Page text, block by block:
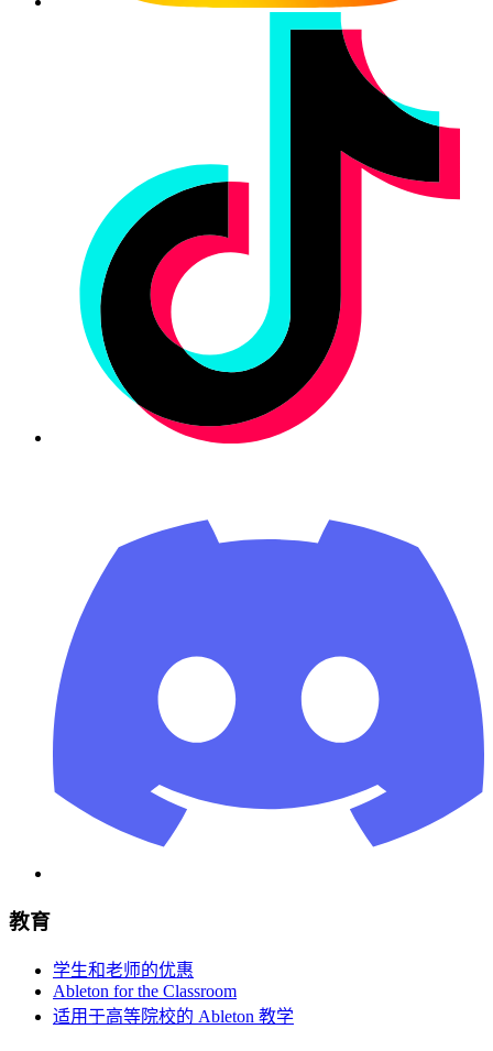
教育
学生和老师的优惠
Ableton for the Classroom
适用于高等院校的 Ableton 教学